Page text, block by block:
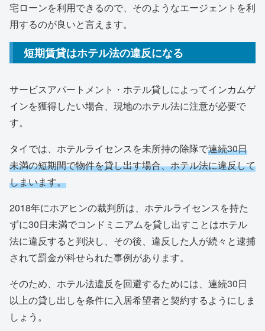
宅ローンを利用できるので、そのようなエージェントを利
用するのが良いと言えます。
短期賃貸はホテル法の違反になる
サービスアパートメント・ホテル貸しによってインカムゲ
インを獲得したい場合、現地のホテル法に注意が必要で
す。
タイでは、ホテルライセンスを未所持の除隊で連続30日
未満の短期間で物件を貸し出す場合、ホテル法に違反して
しまいます。
2018年にホアヒンの裁判所は、ホテルライセンスを持た
ずに30日未満でコンドミニアムを貸し出すことはホテル
法に違反すると判決し、その後、違反した人が続々と逮捕
されて罰金が科せられた事例があります。
そのため、ホテル法違反を回避するためには、連続30日
以上の貸し出しを条件に入居希望者と契約するようにしま
しょう。